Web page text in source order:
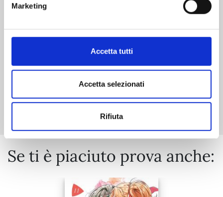
Marketing
Accetta tutti
Accetta selezionati
Rifiuta
€ 6,90
Se ti è piaciuto prova anche: